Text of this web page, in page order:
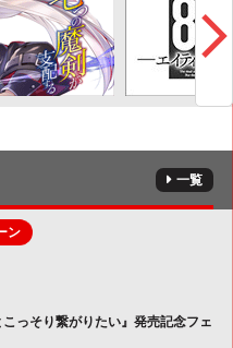
一覧
ン
こっそり繋がりたい』発売記念フェ